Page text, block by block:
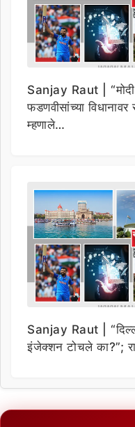
Sanjay Raut | “मोदी
फडणवीसांच्या
म्हणाले…
Sanjay Raut |
इंजेक्शन टोचले का?”;